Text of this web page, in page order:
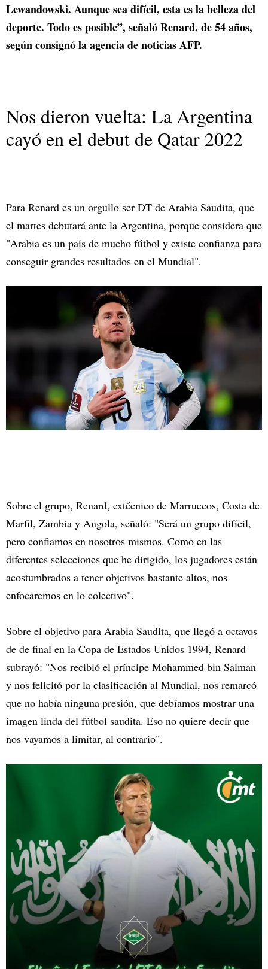
Lewandowski. Aunque sea difícil, esta es la belleza del
deporte. Todo es posible”, señaló Renard, de 54 años,
según consignó la agencia de noticias AFP.
Nos dieron vuelta: La Argentina
cayó en el debut de Qatar 2022
Para Renard es un orgullo ser DT de Arabia Saudita, que
el martes debutará ante la Argentina, porque considera que
"Arabia es un país de mucho fútbol y existe confianza para
conseguir grandes resultados en el Mundial".
Sobre el grupo, Renard, extécnico de Marruecos, Costa de
Marfil, Zambia y Angola, señaló: "Será un grupo difícil,
pero confiamos en nosotros mismos. Como en las
diferentes selecciones que he dirigido, los jugadores están
acostumbrados a tener objetivos bastante altos, nos
enfocaremos en lo colectivo".
Sobre el objetivo para Arabia Saudita, que llegó a octavos
de de final en la Copa de Estados Unidos 1994, Renard
subrayó: "Nos recibió el príncipe Mohammed bin Salman
y nos felicitó por la clasificación al Mundial, nos remarcó
que no había ninguna presión, que debíamos mostrar una
imagen linda del fútbol saudita. Eso no quiere decir que
nos vayamos a limitar, al contrario".